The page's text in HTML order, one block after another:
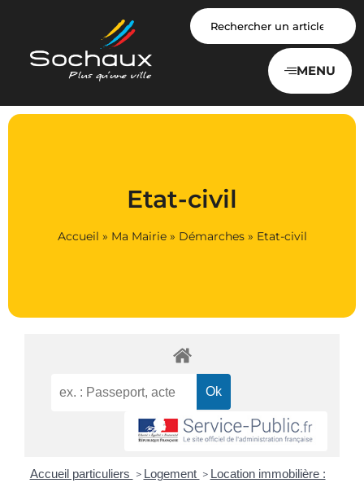
MENU
Etat-civil
Accueil » Ma Mairie» Démarches» Etat-civil
Accueil particuliers > Logement > Location immobilière :
Panneau de gestion des cookies